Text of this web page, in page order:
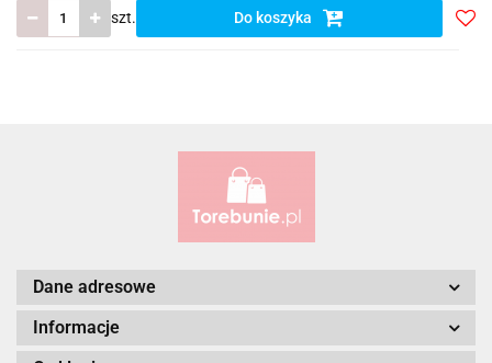
szt. Do koszyka
Dane adresowe
Informacje